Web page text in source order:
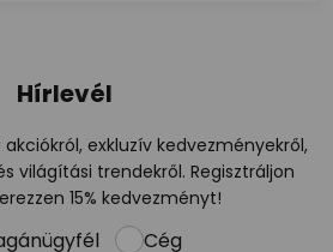
Hírlevél
exkluzív kedvezményekről,
világítási trendekről. Regisztráljon
15% kedvezményt!
Cég